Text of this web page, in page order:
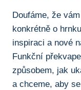
Doufáme, že
konkrétně o
inspiraci ⁣a nové
Funkční
⁣způsobem, jak
a‌ chceme, aby